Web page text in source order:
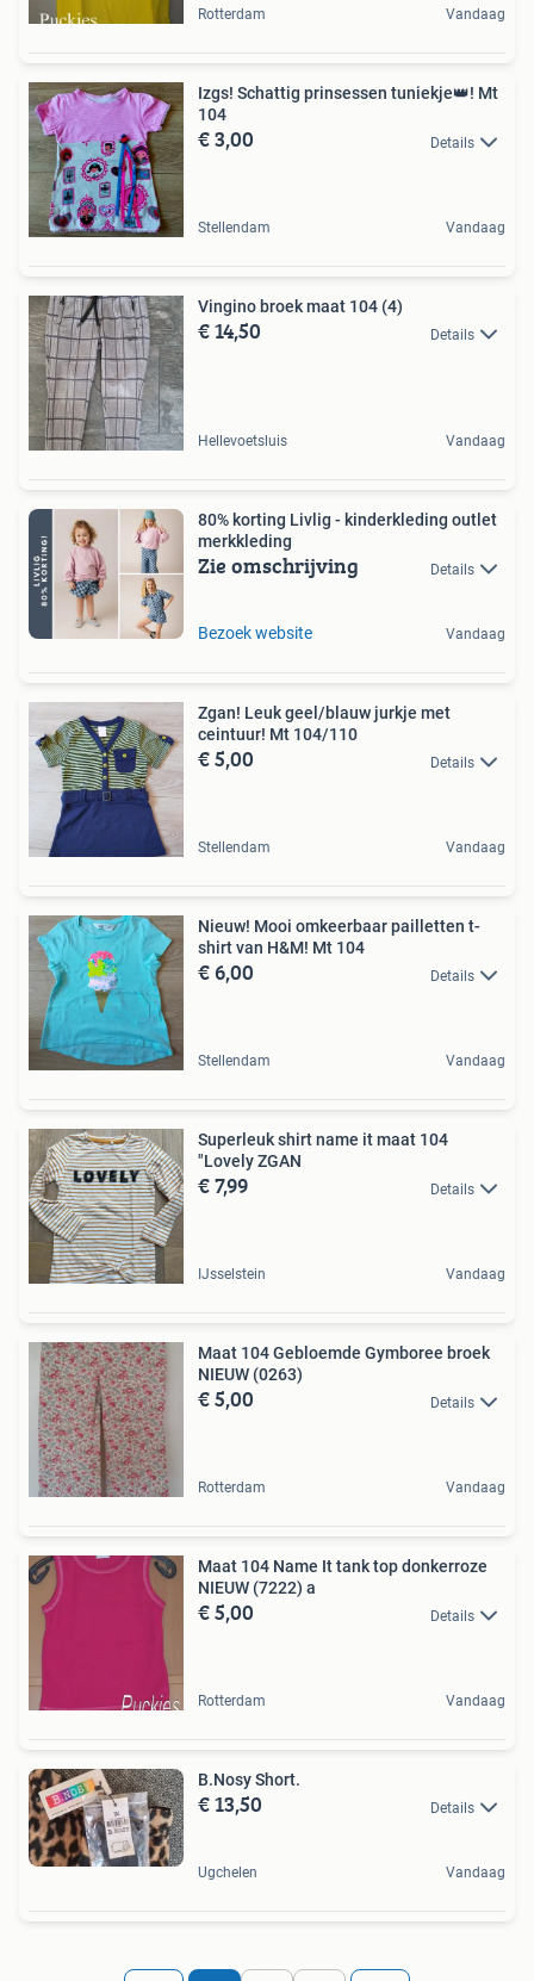
Rotterdam Vandaag
Izgs! Schattig prinsessen tuniekje👑! Mt
104
€ 3,00 Details
Stellendam Vandaag
Vingino broek maat 104 (4)
€ 14,50 Details
Hellevoetsluis Vandaag
80% korting Livlig - kinderkleding outlet
merkkleding
Zie omschrijving Details
Bezoek website Vandaag
Zgan! Leuk geel/blauw jurkje met
ceintuur! Mt 104/110
€ 5,00 Details
Stellendam Vandaag
Nieuw! Mooi omkeerbaar pailletten t-
shirt van H&M! Mt 104
€ 6,00 Details
Stellendam Vandaag
Superleuk shirt name it maat 104
"Lovely ZGAN
€ 7,99 Details
IJsselstein Vandaag
Maat 104 Gebloemde Gymboree broek
NIEUW (0263)
€ 5,00 Details
Rotterdam Vandaag
Maat 104 Name It tank top donkerroze
NIEUW (7222) a
€ 5,00 Details
Rotterdam Vandaag
B.Nosy Short.
€ 13,50 Details
Ugchelen Vandaag